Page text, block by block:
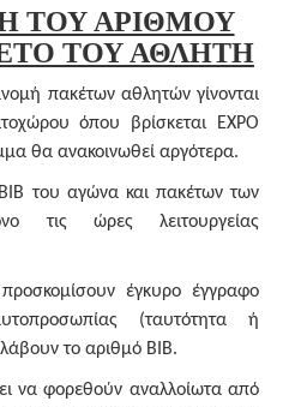
ΤΟΥ ΑΡΙΘΜΟΥ
ΤΟΥ ΑΘΛΗΤΗ
πακέτων αθλητών γίνονται
όπου βρίσκεται EXPO
θα ανακοινωθεί αργότερα.
του αγώνα και πακέτων των
τις ώρες λειτουργείας
έγκυρο έγγραφο
(ταυτότητα ή
το αριθμό BIB.
να φορεθούν αναλλοίωτα από